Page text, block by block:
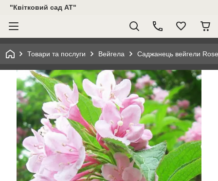
"Квітковий сад АТ"
Товари та послуги Вейгела Саджанець вейгели